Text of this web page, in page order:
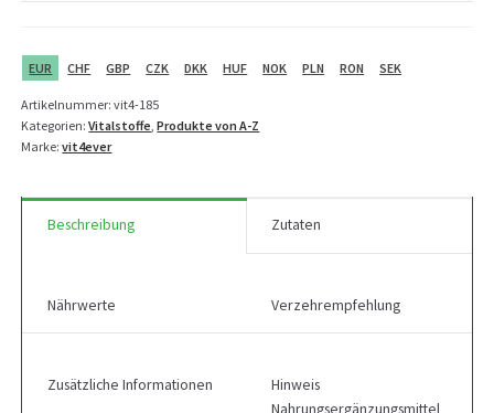
180
Menge
EUR CHF GBP CZK DKK HUF NOK PLN RON SEK
Artikelnummer:vit4-185
Kategorien:Vitalstoffe,Produkte von A-Z
Marke:vit4ever
Beschreibung Zutaten
Nährwerte Verzehrempfehlung
Zusätzliche Informationen
Hinweis